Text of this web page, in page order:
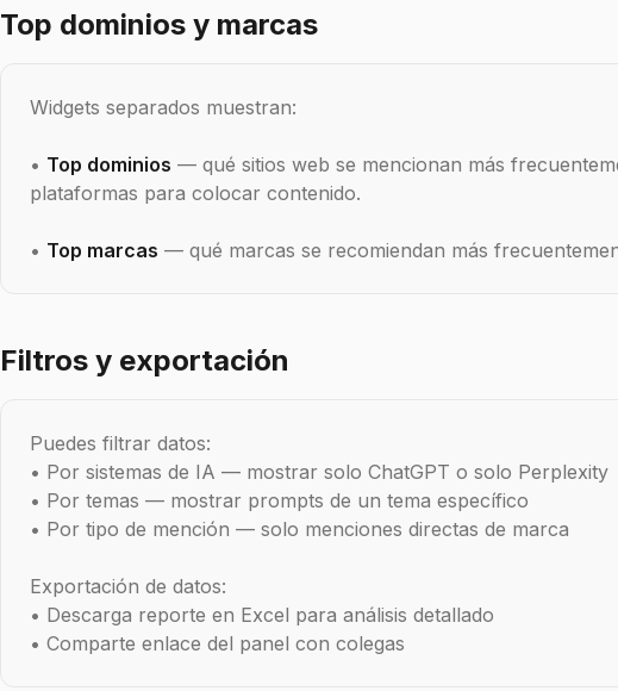
Top dominios y marcas
Widgets separados muestran:
• Top dominios — qué sitios web se mencionan más
plataformas para colocar contenido.
• Top marcas — qué marcas se recomiendan más
Filtros y exportación
Puedes filtrar datos:
• Por sistemas de IA — mostrar solo ChatGPT o solo Perplexity
• Por temas — mostrar prompts de un tema específico
• Por tipo de mención — solo menciones directas de marca
Exportación de datos:
• Descarga reporte en Excel para análisis detallado
• Comparte enlace del panel con colegas